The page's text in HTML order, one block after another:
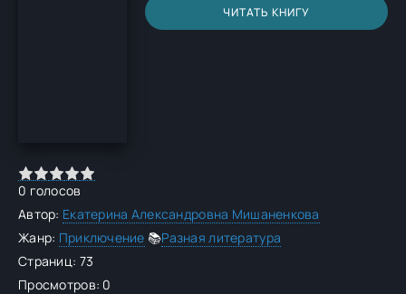
ЧИТАТЬ КНИГУ
0 голосов
Автор: Екатерина Александровна Мишаненкова
Жанр: Приключение 📚Разная литература
Страниц: 73
Просмотров: 0